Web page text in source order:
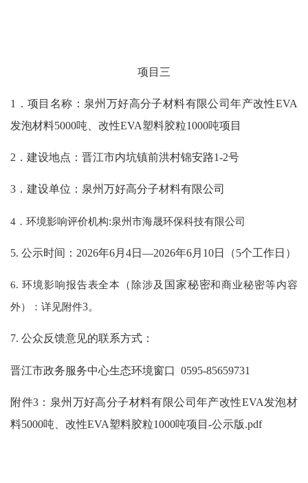
项目 三
1．项目名称： 泉州万好高分子材料有限公司年产改性EVA
发泡材料5000吨、改性EVA塑料胶粒1000吨项目
2．建设地点：晋江市内坑镇前洪村锦安路1-2号
3．建设单位： 泉州万好高分子材料有限公司
4．环境影响评价机构:泉州市海晟环保科技有限公司
5. 公示时间：2026年6月4日—2026年6月 10日（5个工作日）
6. 环境影响报告表全本（除涉及 国家秘密和商业秘密等内容
外）：详见附件3。
7. 公众反馈意见的联系方式：
晋江市政务服务中心生态环境窗口 0595-85659731
附件3 ：泉州万好高分子材料有限公司年产改性EVA发泡材
料5000吨、改性EVA塑料胶粒1000吨项目-公示版.pdf